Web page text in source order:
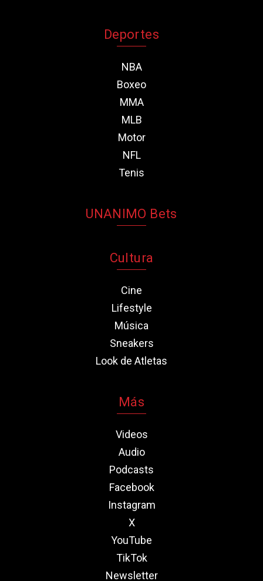
Deportes
NBA
Boxeo
MMA
MLB
Motor
NFL
Tenis
UNANIMO Bets
Cultura
Cine
Lifestyle
Música
Sneakers
Look de Atletas
Más
Videos
Audio
Podcasts
Facebook
Instagram
X
YouTube
TikTok
Newsletter